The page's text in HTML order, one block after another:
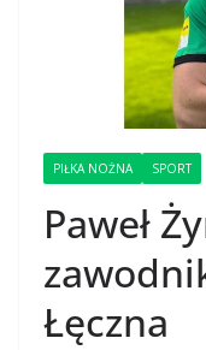
PIŁKA NOŻNA SPORT
Paweł
Łęczna